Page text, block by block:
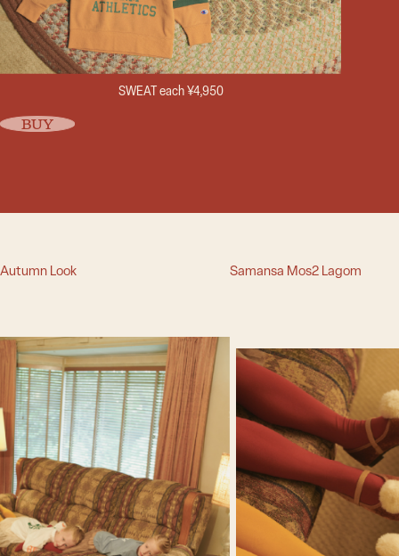
SWEAT each ¥4,950
BUY
Autumn Look Samansa Mos2 Lagom